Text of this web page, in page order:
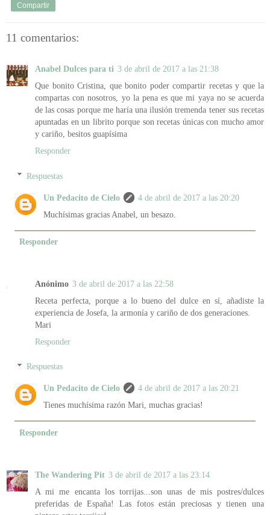
Compartir
11 comentarios:
Anabel Dulces para ti 3 de abril de 2017 a las 21:38
Que bonito Cristina, que bonito poder compartir recetas y que la
compartas con nosotros, yo la pena es que mi yaya no se acuerda
de las cosas porque me haría una ilusión tremenda tener sus recetas
apuntadas en un librito porque son recetas únicas con mucho amor
y cariño, besitos guapísima
Responder
Respuestas
Un Pedacito de Cielo
4 de abril de 2017 a las 20:20
Muchísimas gracias Anabel, un besazo.
Responder
Anónimo 3 de abril de 2017 a las 22:58
Receta perfecta, porque a lo bueno del dulce en sí, añadiste la
experiencia de Josefa, la armonía y cariño de dos generaciones.
Mari
Responder
Respuestas
Un Pedacito de Cielo
4 de abril de 2017 a las 20:21
Tienes muchísima razón Mari, muchas gracias!
Responder
The Wandering Pit 3 de abril de 2017 a las 23:14
A mi me encanta los torrijas...son unas de mis postres/dulces
preferidas de España! Las fotos están preciosas y tienen una